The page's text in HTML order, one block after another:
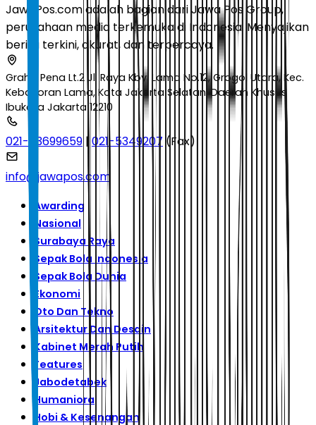
JawaPos.com adalah bagian dari Jawa Pos Group,
perusahaan media terkemuka di Indonesia. Menyajikan
berita terkini, akurat, dan terpercaya.
Graha Pena Lt.2 Jl. Raya Kby. Lama No.12, Grogol Utara, Kec.
Kebayoran Lama, Kota Jakarta Selatan, Daerah Khusus
Ibukota Jakarta 12210
021-53699659 | 021-5349207 (Fax)
info@jawapos.com
Awarding
Nasional
Surabaya Raya
Sepak Bola Indonesia
Sepak Bola Dunia
Ekonomi
Oto Dan Tekno
Arsitektur Dan Desain
Kabinet Merah Putih
Features
Jabodetabek
Humaniora
Hobi & Kesenangan